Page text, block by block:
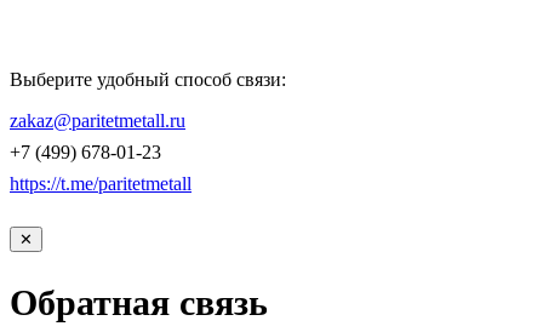
Выберите удобный способ связи:
zakaz@paritetmetall.ru
+7 (499) 678-01-23
https://t.me/paritetmetall
✕
Обратная связь